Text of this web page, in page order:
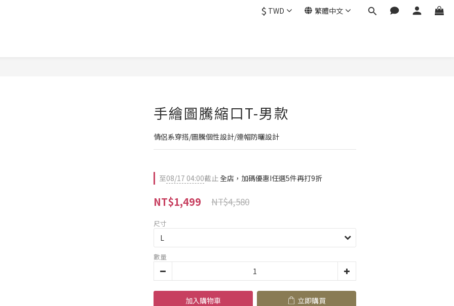
$ TWD 繁體中文
手繪圖騰縮口T-男款
情侶系穿搭/圖騰個性設計/連帽防曬設計
至08/17 04:00截止全店，加碼優惠I任選5件再打9折
NT$1,499 NT$4,580
尺寸
數量
加入購物車 立即購買